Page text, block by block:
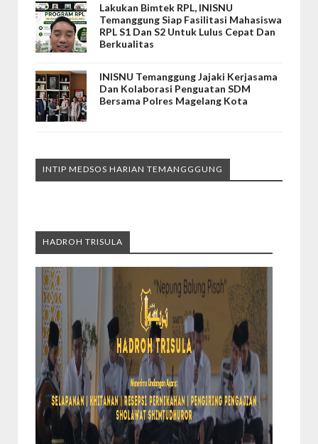
Lakukan Bimtek RPL, INISNU
Temanggung Siap Fasilitasi Mahasiswa
RPL S1 Dan S2 Untuk Lulus Cepat Dan
Berkualitas
INISNU Temanggung Jajaki Kerjasama
Dan Kolaborasi Penguatan SDM
Bersama Polres Magelang Kota
INTIP MEDSOS HARIAN TEMANGGGUNG
HADROH TRISULA